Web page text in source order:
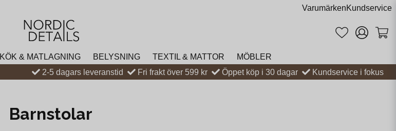
VarumärkenKundservice
KÖK & MATLAGNING BELYSNING TEXTIL & MATTOR
MÖBLER
2-5 dagars leveranstid Fri frakt över 599 kr Öppet köp i 30 dagar Kundservice i fokus
Barnstolar